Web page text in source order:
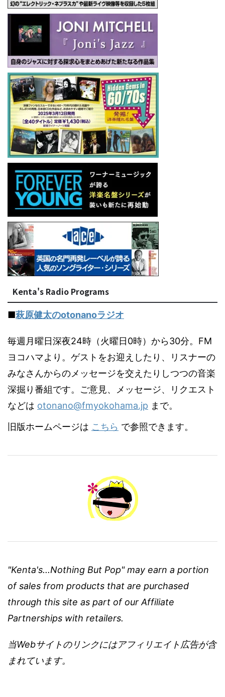
Kenta's Radio Programs
■萩原健太のotonanoラジオ
毎週月曜日深夜24時（火曜日0時）から30分。FM
ヨコハマより。ゲストをお迎えしたり、リスナーの
みなさんからのメッセージを交えたりしつつの音楽
深掘り番組です。ご意見、メッセージ、リクエスト
などは otonano@fmyokohama.jp まで。
旧版ホームページは こちら で参照できます。
"Kenta's...Nothing But Pop" may earn a portion
of sales from products that are purchased
through this site as part of our Affiliate
Partnerships with retailers.
当Webサイトのリンクにはアフィリエイト広告が含
まれています。